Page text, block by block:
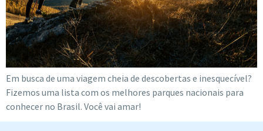
Em busca de uma viagem cheia de descobertas e inesquecível?
Fizemos uma lista com os melhores parques nacionais para
conhecer no Brasil. Você vai amar!